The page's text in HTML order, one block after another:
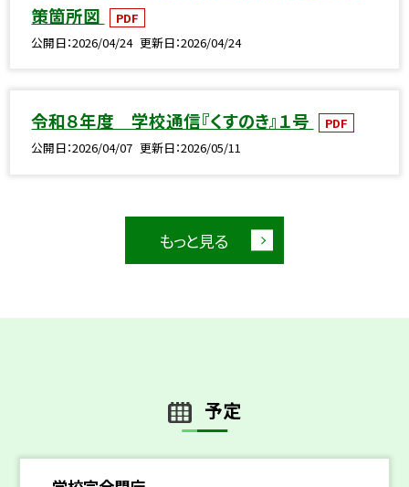
策箇所図
PDF
公開日 2026/04/24 更新日 2026/04/24
令和８年度 学校通信『くすのき』１号
PDF
公開日 2026/04/07 更新日 2026/05/11
もっと見る
予定